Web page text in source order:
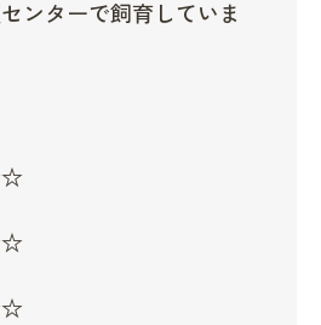
ンターで飼育していま